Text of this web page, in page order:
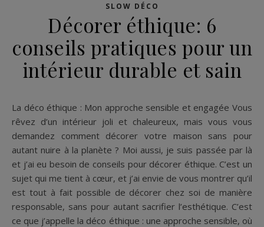
SLOW DÉCO
Décorer éthique: 6
conseils pratiques pour un
intérieur durable et sain
La déco éthique : Mon approche sensible et engagée Vous
rêvez d’un intérieur joli et chaleureux, mais vous vous
demandez comment décorer votre maison sans pour
autant nuire à la planète ? Moi aussi, je suis passée par là
et j’ai eu besoin de conseils pour décorer éthique. C’est un
sujet qui me tient à cœur, et j’ai envie de vous montrer qu’il
est tout à fait possible de décorer chez soi de manière
responsable, sans pour autant sacrifier l’esthétique. C’est
ce que j’appelle la déco éthique : une approche sensible, où